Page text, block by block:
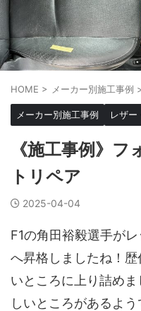
HOME > メーカー別施工事例
メーカー別施工事例 レザー
《施工事例》
トリペア
2025-04-04
F1の角田裕毅選手がレ
へ昇格しましたね！
いところに上り詰め
しいところがあるよ